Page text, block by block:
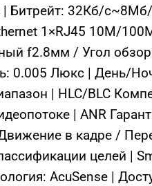
Битрейт: 32Кб/
1×RJ45 10M/
f2.8мм / Угол
0.005 Люкс | День/
| HLC/BLC
| ANR
в кадре /
целей |
AcuSense |